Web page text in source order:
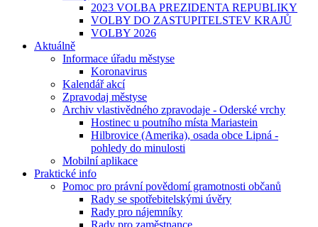
2023 VOLBA PREZIDENTA REPUBLIKY
VOLBY DO ZASTUPITELSTEV KRAJŮ
VOLBY 2026
Aktuálně
Informace úřadu městyse
Koronavirus
Kalendář akcí
Zpravodaj městyse
Archiv vlastivědného zpravodaje - Oderské vrchy
Hostinec u poutního místa Mariastein
Hilbrovice (Amerika), osada obce Lipná -
pohledy do minulosti
Mobilní aplikace
Praktické info
Pomoc pro právní povědomí gramotnosti občanů
Rady se spotřebitelskými úvěry
Rady pro nájemníky
Rady pro zaměstnance